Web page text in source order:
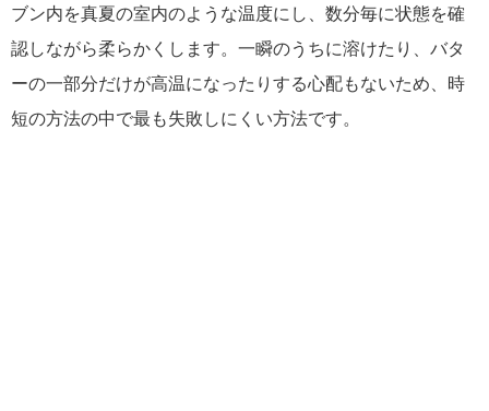
ブン内を真夏の室内のような温度にし、数分毎に状態を確
認しながら柔らかくします。一瞬のうちに溶けたり、バタ
ーの一部分だけが高温になったりする心配もないため、時
短の方法の中で最も失敗しにくい方法です。